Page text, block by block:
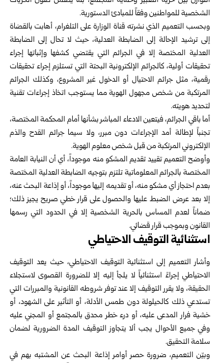
الشخصية للمواطنين وفقاً للمبادئ الدستورية.
وبحسب التعميم الذي نشرته قناة الوزارة على التلغرام، أهابت بالقضاة
إلى ترشيد الإحالة إلى الضابطة العدلية، حيث لا تحال إلى الضابطة
العدلية المختصة إلا في الجرائم التي يقتضي كشفها وإثباتها إجراء
تحقيقات أولية، كالجرائم الإلكترونية البحتة التي تستلزم إجراء تحقيقات
رقمية، مثل جرائم الاحتيال أو الدخول غير المشروع، وكذلك الجرائم
المرتكبة من شخص مجهول الهوية مما يستوجب اتخاذ إجراءات تقنية
لتحديد هويته.
أما باقي الجرائم، فيتعين الادعاء المباشر بشأنها أمام المحكمة المختصة،
تجنباً لإطالة أمد الإجراءات دون مبرر، ولا سيما جرائم القدح والذم
الإلكتروني المرتكبة من قبل شخص معلوم الهوية.
وأوضح التعميم تقييد تقديم المشكو منه موجوداً، أي أن النيابة العامة
المختصة بالجرائم المعلوماتية تلتزم بتوجيه الضابطة العدلية المختصة
بعدم احتجاز أي مشكو منه، أو تقديمه إليها موجوداً، أو إذاعة البحث عنه،
إلا بعد عرض الضبط عليها والحصول على قرار خطي صريح يجيز ذلك؛
ضماناً لعدم المساس بالحرية الشخصية إلا في الحدود التي رسمها
القانون وبموجب قرار قضائي.
استثنائية التوقيف الاحتياطي
وأشار التعميم إلى استثنائية التوقيف الاحتياطي، حيث يعد التوقيف
الاحتياطي إجراءً استثنائياً لا يلجأ إليه إلا للضرورة القصوى لاستجلاء
الحقيقة، ولا يقرر التوقيف إلا عند توفر شروطه القانونية والمبررات التي
تستدعي ذلك كالحيلولة دون طمس الأدلة، أو التأثير على الشهود، أو
خشية فرار المدعى عليه، أو درء خطر محدق بالمجتمع أو المجني عليه
وفي جميع الأحوال يجب ألا يتجاوز التوقيف المدة الضرورية لضمان
سلامة التحقيق.
وبيّن التعميم، ضرورة حصر أوامر إذاعة البحث عن المشتبه بهم في